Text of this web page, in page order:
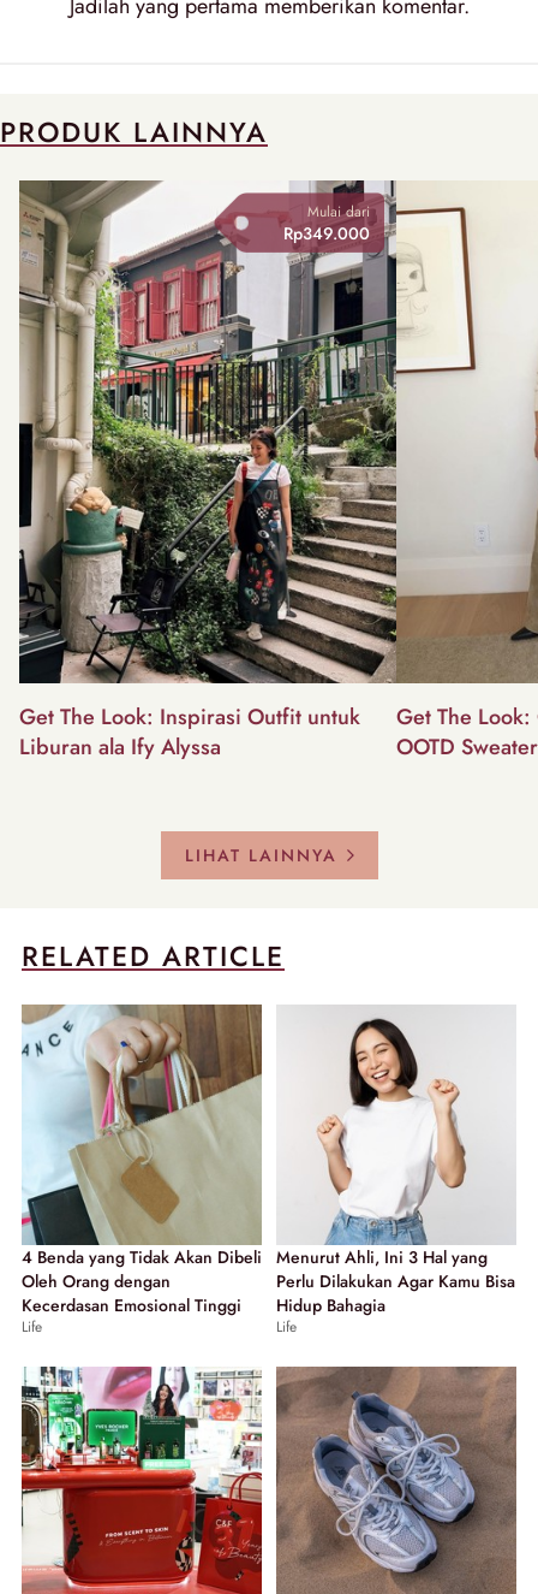
PRODUK LAINNYA
Mulai dari
Rp349.000
Get The Look: Inspirasi Outfit untuk
Liburan ala Ify Alyssa
Get The
OOTD
LIHAT LAINNYA
RELATED ARTICLE
4 Benda yang Tidak Akan Dibeli
Oleh Orang dengan
Kecerdasan Emosional Tinggi
Life
Menurut Ahli, Ini 3 Hal yang
Perlu Dilakukan Agar Kamu Bisa
Hidup Bahagia
Life